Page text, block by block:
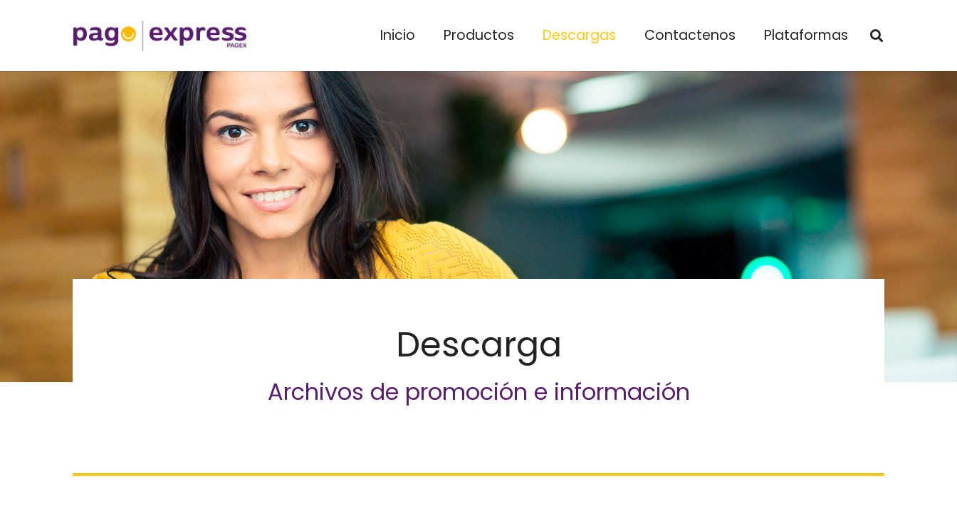
Inicio Productos Descargas Contactenos Plataformas
Descarga
Archivos de promoción e información